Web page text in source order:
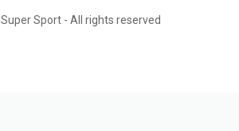
Super Sport- All rights reserved